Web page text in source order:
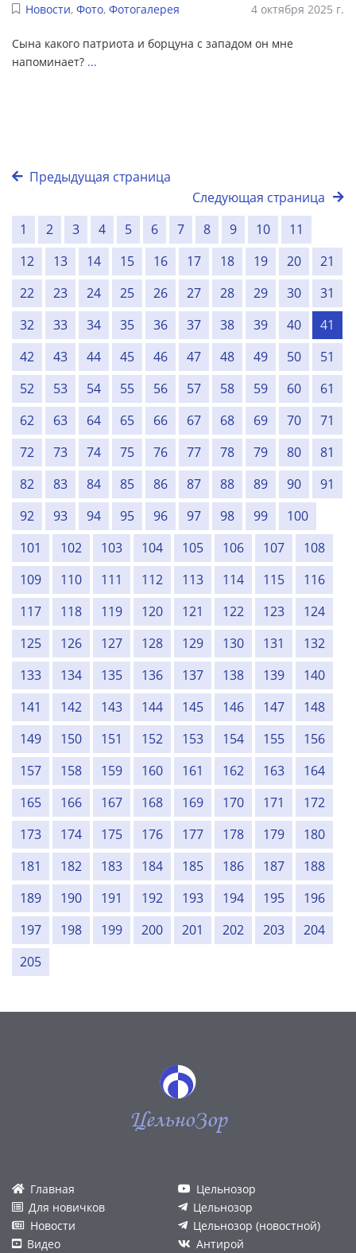
Новости, Фото, Фотогалерея 4 октября 2025 г.
Сына какого патриота и борцуна с западом он мне
напоминает? ...
Предыдущая страница
Следующая страница
1
2 3 4 5 6 7 8 9 10
11
12
13 14 15 16 17 18 19 20
21
22
23 24 25 26 27 28 29 30
31
32
33 34 35 36 37 38 39 40
41
42
43 44 45 46 47 48 49 50
51
52
53 54 55 56 57 58 59 60
61
62
63 64 65 66 67 68 69 70
71
72
73 74 75 76 77 78 79 80
81
82
83 84 85 86 87 88 89 90
91
92
93 94 95 96 97 98 99
100
101
102 103 104 105 106 107
108
109
110 111 112 113 114 115
116
117
118 119 120 121 122 123
124
125
126 127 128 129 130 131
132
133
134 135 136 137 138 139
140
141
142 143 144 145 146 147
148
149
150 151 152 153 154 155
156
157
158 159 160 161 162 163
164
165
166 167 168 169 170 171
172
173
174 175 176 177 178 179
180
181
182 183 184 185 186 187
188
189
190 191 192 193 194 195
196
197
198 199 200 201 202 203
204
205
ЦельноЗор
Главная
Для новичков
Новости
Видео
Цельнозор
Цельнозор
Цельнозор (новостной)
Антирой